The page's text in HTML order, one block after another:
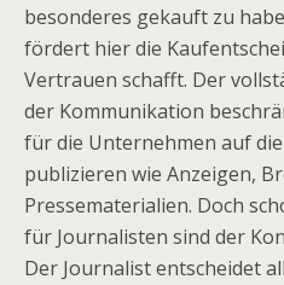
besonderes gekauft zu
fördert hier die
Vertrauen schafft. Der
der Kommunikation
für die Unternehmen auf
publizieren wie Anzeigen,
Pressematerialien. Doch
für Journalisten sind der
Der Journalist entscheidet